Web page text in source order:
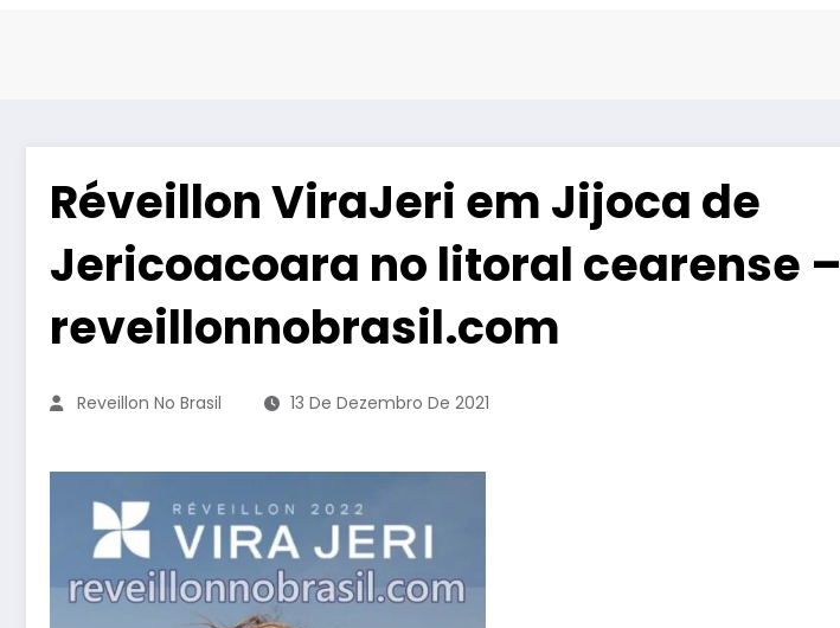
Réveillon ViraJeri em Jijoca de
Jericoacoara no litoral cearense –
reveillonnobrasil.com
Reveillon No Brasil 13 De Dezembro De 2021